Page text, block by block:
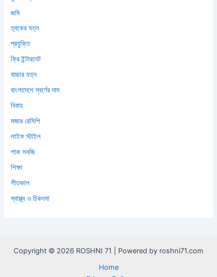
জমি
ত্বকের যত্ন
প্রযুক্তি
ফ্রি ইন্টারনেট
বাচ্চার যত্ন
বাংলাদেশে স্বর্ণের দাম
বিবাহ
মজার রেসিপি
লাইফ স্টাইল
শাক সবজি
শিক্ষা
শীতকাল
স্বাস্থ্য ও চিকৎসা
Copyright © 2026 ROSHNI 71 | Powered by roshni71.com
Home